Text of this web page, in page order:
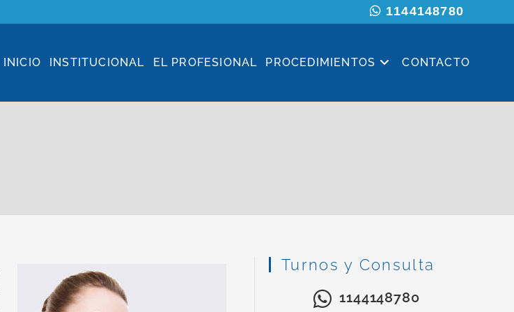
1144148780
INICIO INSTITUCIONAL EL PROFESIONAL PROCEDIMIENTOS CONTACTO
Turnos y Consulta
1144148780